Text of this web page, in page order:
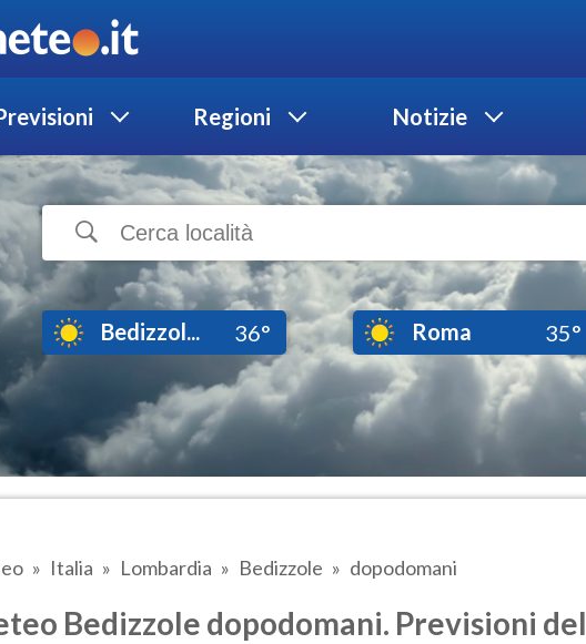
Regioni Notizie
Bedizzol... 36° Roma 35°
Italia Lombardia Bedizzole dopodomani
Bedizzole dopodomani. Previsioni del